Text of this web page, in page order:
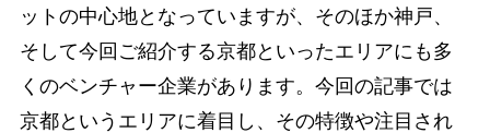
ットの中心地となっていますが、そのほか神戸、
そして今回ご紹介する京都といったエリアにも多
くのベンチャー企業があります。今回の記事では
京都というエリアに着目し、その特徴や注目され